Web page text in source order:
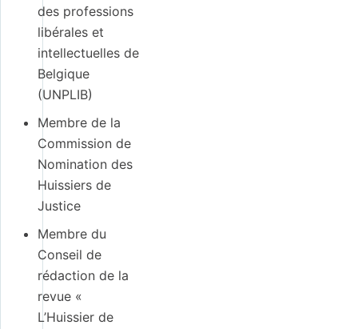
des professions
libérales et
intellectuelles de
Belgique
(UNPLIB)
Membre de la
Commission de
Nomination des
Huissiers de
Justice
Membre du
Conseil de
rédaction de la
revue «
L’Huissier de